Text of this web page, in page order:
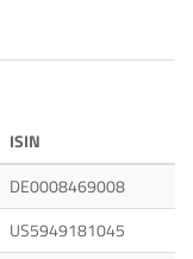
ISIN
DE0008469008
US5949181045